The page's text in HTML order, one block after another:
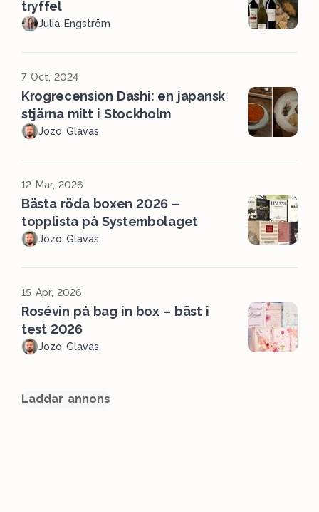
tryffel
Julia Engström
7 Oct, 2024
Krogrecension Dashi: en japansk
stjärna mitt i Stockholm
Jozo Glavas
12 Mar, 2026
Bästa röda boxen 2026 –
topplista på Systembolaget
Jozo Glavas
15 Apr, 2026
Rosévin på bag in box – bäst i
test 2026
Jozo Glavas
Laddar annons